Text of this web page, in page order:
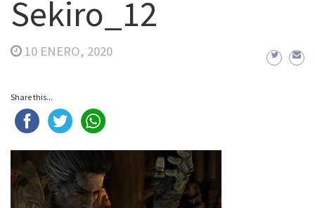
Sekiro_12
10 ENERO, 2020
Share this...